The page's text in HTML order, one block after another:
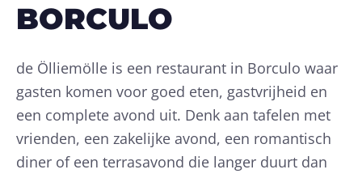
BORCULO
de Ölliemölle is een restaurant in Borculo waar
gasten komen voor goed eten, gastvrijheid en
een complete avond uit. Denk aan tafelen met
vrienden, een zakelijke avond, een romantisch
diner of een terrasavond die langer duurt dan